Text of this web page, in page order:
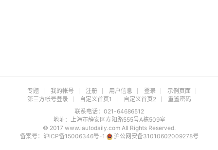
专题 我的帐号 注册 用户信息 登录
示例页面
第三方帐号登录
自定义首页1 自定义首页2
重置密码
联系电话：021-64686512
地址：上海市静安区寿阳路555号A栋509室
© 2017 www.iautodaily.com All Rights Reserved.
备案号： 沪ICP备15006346号-1 沪公网安备31010602009278号